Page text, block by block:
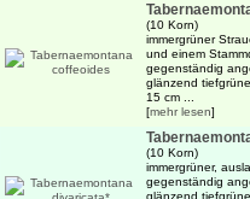
(10 Korn)
immergrüner
und einem
gegenständig
glänzend
15 cm ...
[mehr lesen]
(10 Korn)
immergrüner,
gegenständig
glänzend